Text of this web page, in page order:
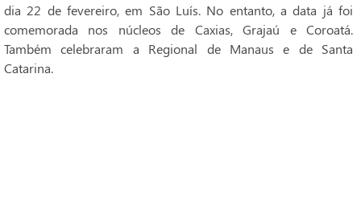
dia 22 de fevereiro, em São Luís. No entanto, a data já foi
comemorada nos núcleos de Caxias, Grajaú e Coroatá.
Também celebraram a Regional de Manaus e de Santa
Catarina.